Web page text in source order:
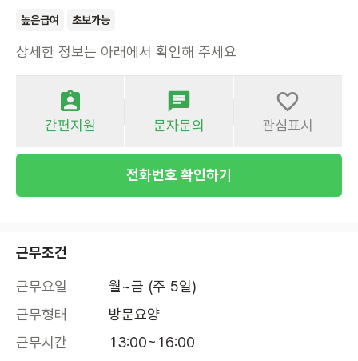
높은급여 초보가능
상세한 정보는 아래에서 확인해 주세요
간편지원 문자문의 관심표시
전화번호 확인하기
근무조건
근무요일
월~금 (주 5일)
근무형태
방문요양
근무시간
13:00~16:00